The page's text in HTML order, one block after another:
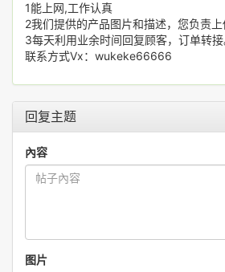
1能上网,工作认真
2我们提供的产品图片和描述，您负责上
3每天利用业余时间回复顾客，订单转接
联系方式Vx：wukeke66666
回复主题
內容
图片